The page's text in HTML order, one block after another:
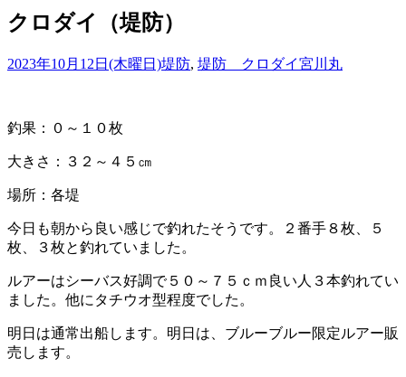
クロダイ（堤防）
2023年10月12日(木曜日)堤防, 堤防 クロダイ宮川丸
釣果：０～１０枚
大きさ：３２～４５㎝
場所：各堤
今日も朝から良い感じで釣れたそうです。２番手８枚、５
枚、３枚と釣れていました。
ルアーはシーバス好調で５０～７５ｃｍ良い人３本釣れてい
ました。他にタチウオ型程度でした。
明日は通常出船します。明日は、ブルーブルー限定ルアー販
売します。